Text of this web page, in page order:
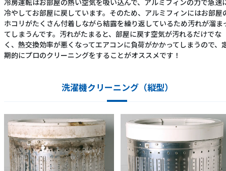
冷やしてお部屋に戻しています。そのため、アルミフィンにはお部屋
ホコリがたくさん付着しながら結露を繰り返しているため汚れが溜ま
てしまうんです。汚れがたまると、部屋に戻す空気が汚れるだけでな
く、熱交換効率が悪くなってエアコンに負荷がかかってしまうので、
期的にプロのクリーニングをすることがオススメです！
洗濯機クリーニング（縦型）